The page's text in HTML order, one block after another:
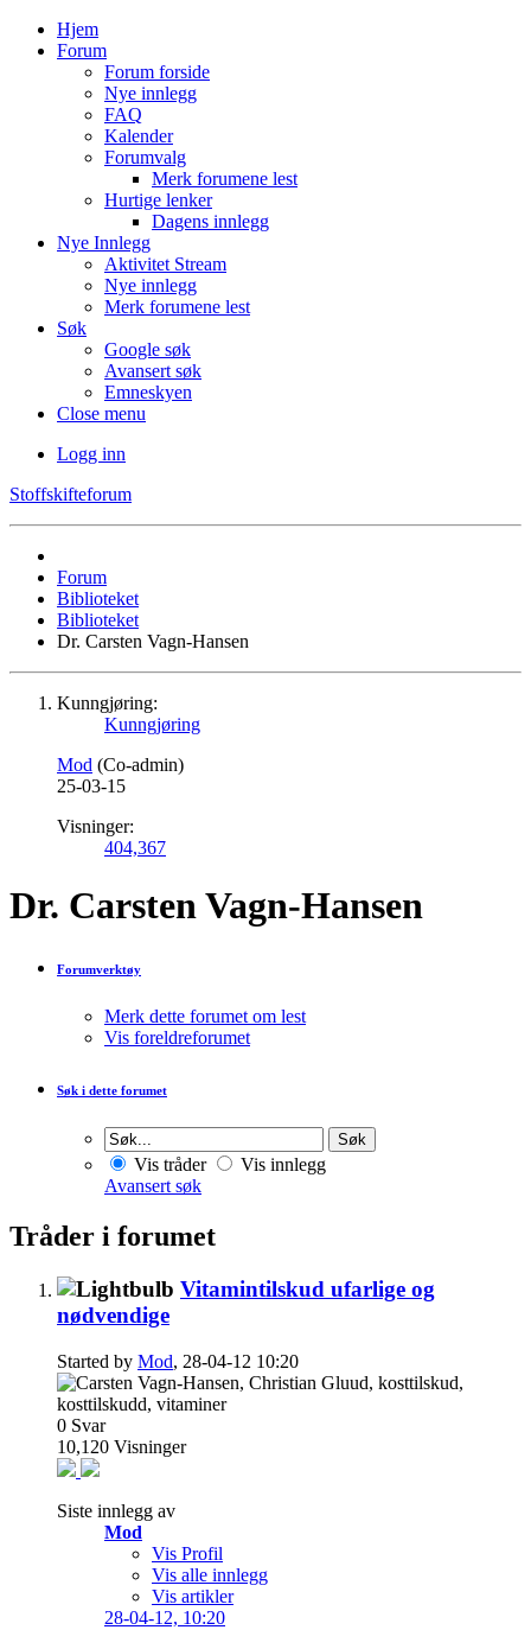
Hjem
Forum
Forum forside
Nye innlegg
FAQ
Kalender
Forumvalg
Merk forumene lest
Hurtige lenker
Dagens innlegg
Nye Innlegg
Aktivitet Stream
Nye innlegg
Merk forumene lest
Søk
Google søk
Avansert søk
Emneskyen
Close menu
Logg inn
Stoffskifteforum
Forum
Biblioteket
Biblioteket
Dr. Carsten Vagn-Hansen
Kunngjøring:
Kunngjøring
Mod (Co-admin)
25-03-15
Visninger:
404,367
Dr. Carsten Vagn-Hansen
Forumverktøy
Merk dette forumet om lest
Vis foreldreforumet
Søk i dette forumet
Vis tråder
Vis innlegg
Avansert søk
Tråder i forumet
Vitamintilskud ufarlige og
nødvendige
Started by Mod, 28-04-12 10:20
0 Svar
10,120 Visninger
Siste innlegg av
Mod
Vis Profil
Vis alle innlegg
Vis artikler
28-04-12, 10:20